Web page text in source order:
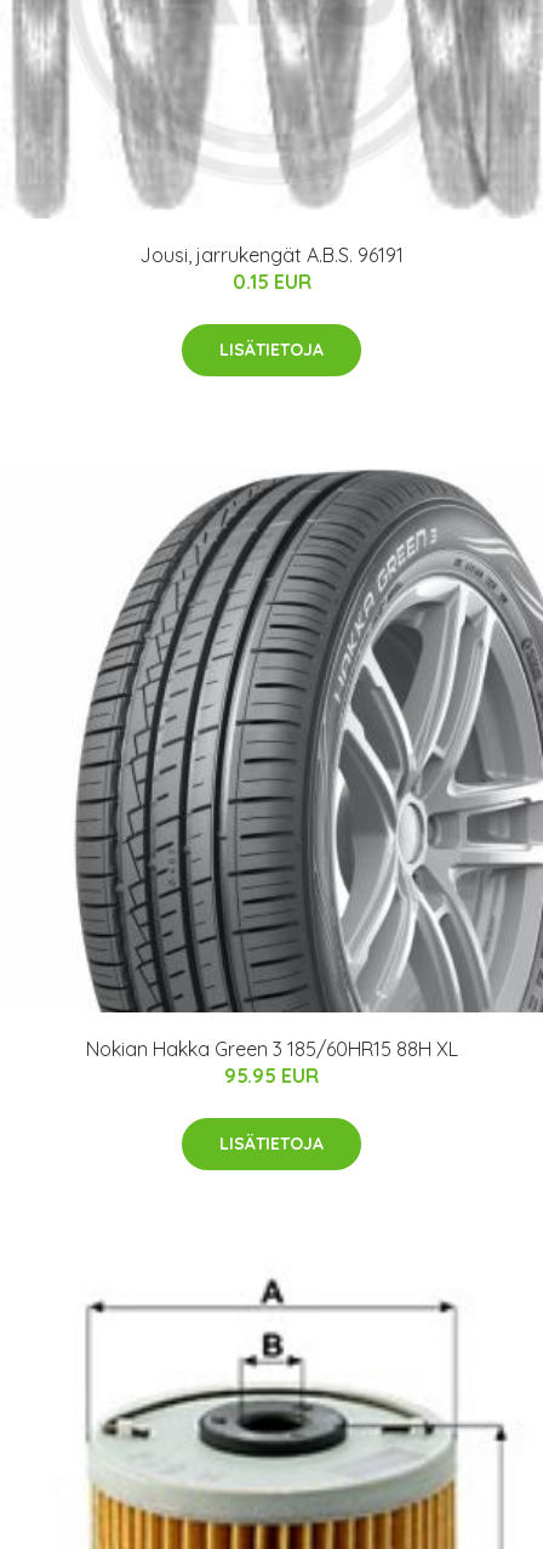
Jousi, jarrukengät A.B.S. 96191
0.15 EUR
LISÄTIETOJA
Nokian Hakka Green 3 185/60HR15 88H XL
95.95 EUR
LISÄTIETOJA